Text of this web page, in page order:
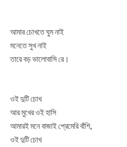
আমার চোখতে ঘুম নাই
মনেতে সুখ নাই
তারে বড় ভালোবাসি রে।
ওই দুটি চোখ
আর মুখের ওই হাসি
আমারই মনে বাজাই প্রেমেরি বাঁশি,
ওই দুটি চোখ